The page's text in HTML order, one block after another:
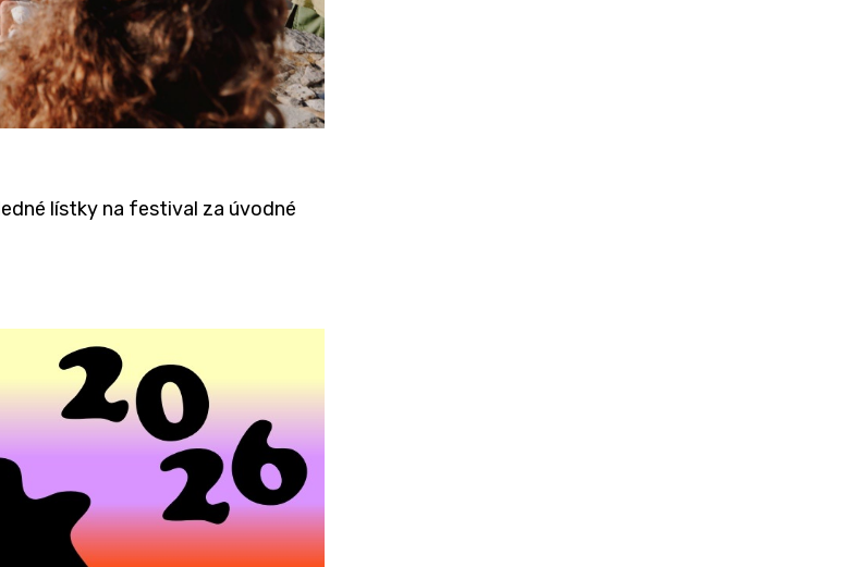
lístky na festival za úvodné